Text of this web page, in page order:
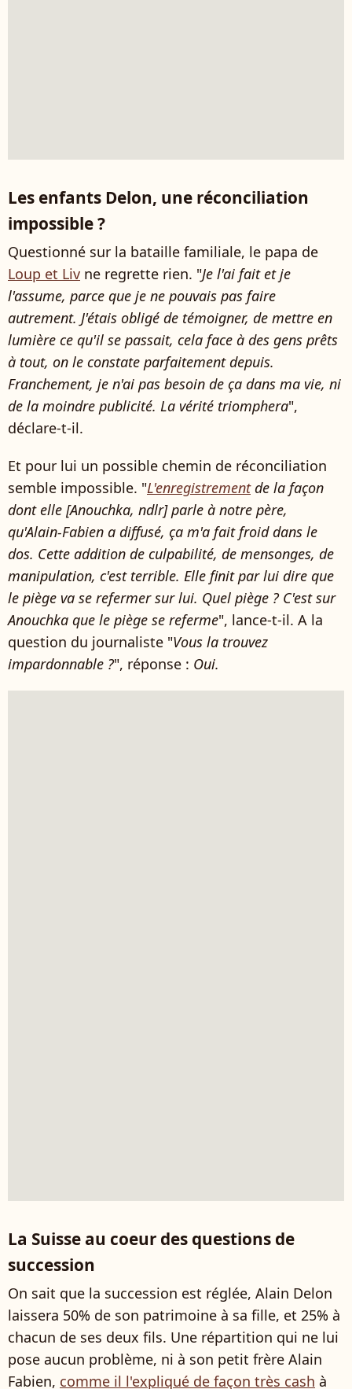
Les enfants Delon, une réconciliation
impossible ?
Questionné sur la bataille familiale, le papa de
Loup et Liv ne regrette rien. "Je l'ai fait et je
l'assume, parce que je ne pouvais pas faire
autrement. J'étais obligé de témoigner, de mettre en
lumière ce qu'il se passait, cela face à des gens prêts
à tout, on le constate parfaitement depuis.
Franchement, je n'ai pas besoin de ça dans ma vie, ni
de la moindre publicité. La vérité triomphera",
déclare-t-il.
Et pour lui un possible chemin de réconciliation
semble impossible. "L'enregistrementde la façon
dont elle [Anouchka, ndlr] parle à notre père,
qu'Alain-Fabien a diffusé, ça m'a fait froid dans le
dos. Cette addition de culpabilité, de mensonges, de
manipulation, c'est terrible. Elle finit par lui dire que
le piège va se refermer sur lui. Quel piège ? C'est sur
Anouchka que le piège se referme", lance-t-il. A la
question du journaliste "Vous la trouvez
impardonnable ?", réponse : Oui.
La Suisse au coeur des questions de
succession
On sait que la succession est réglée, Alain Delon
laissera 50% de son patrimoine à sa fille, et 25% à
chacun de ses deux fils. Une répartition qui ne lui
pose aucun problème, ni à son petit frère Alain
Fabien, comme il l'expliqué de façon très cash à